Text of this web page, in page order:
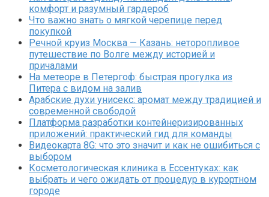
комфорт и разумный гардероб
Что важно знать о мягкой черепице перед
покупкой
Речной круиз Москва — Казань: неторопливое
путешествие по Волге между историей и
причалами
На метеоре в Петергоф: быстрая прогулка из
Питера с видом на залив
Арабские духи унисекс: аромат между традицией и
современной свободой
Платформа разработки контейнеризированных
приложений: практический гид для команды
Видеокарта 8G: что это значит и как не ошибиться с
выбором
Косметологическая клиника в Ессентуках: как
выбрать и чего ожидать от процедур в курортном
городе